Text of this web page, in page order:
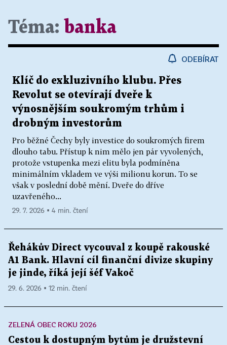
Téma: banka
ODEBÍRAT
Klíč do exkluzivního klubu. Přes
Revolut se otevírají dveře k
výnosnějším soukromým trhům i
drobným investorům
Pro běžné Čechy byly investice do soukromých firem
dlouho tabu. Přístup k nim mělo jen pár vyvolených,
protože vstupenka mezi elitu byla podmíněna
minimálním vkladem ve výši milionu korun. To se
však v poslední době mění. Dveře do dříve
uzavřeného...
29. 7. 2026 ▪ 4 min. čtení
Řehákův Direct vycouval z koupě rakouské
A1 Bank. Hlavní cíl finanční divize skupiny
je jinde, říká její šéf Vakoč
29. 6. 2026 ▪ 12 min. čtení
ZELENÁ OBEC ROKU 2026
Cestou k dostupným bytům je družstevní